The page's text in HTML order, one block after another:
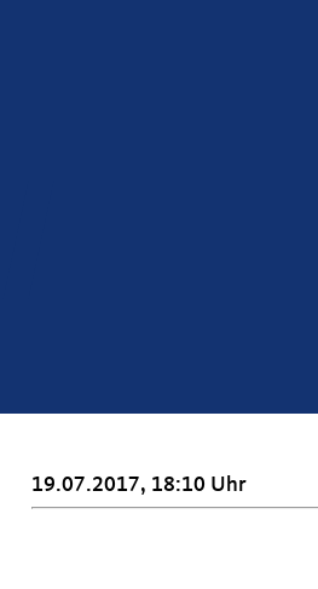
19.07.2017, 18:10 Uhr